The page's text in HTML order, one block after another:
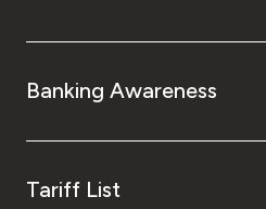
Banking Awareness
Tariff List